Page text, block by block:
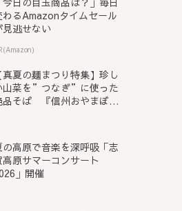
わるAmazonタイムセール
見逃せない
真夏の麺まつり特集】珍し
山菜を”つなぎ”に使った
品そば 『信州おやまぼく
の高原で音楽を深呼吸「志
高原サマーコンサート
」開催